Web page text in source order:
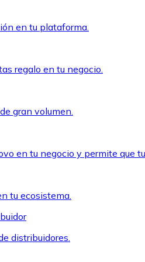
en tu plataforma.
regalo en tu negocio.
gran volumen.
en tu negocio y permite que
tu ecosistema.
distribuidores.